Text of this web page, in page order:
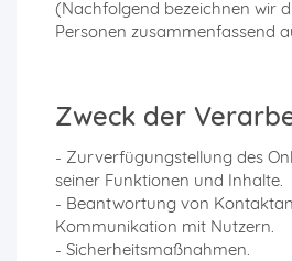
(Nachfolgend bezeichnen wir
Personen zusammenfassend
Zweck der
- Zurverfügungstellung des
seiner Funktionen und Inhalte.
- Beantwortung von
Kommunikation mit Nutzern.
- Sicherheitsmaßnahmen.